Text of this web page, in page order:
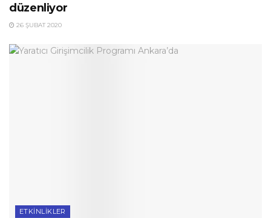
düzenliyor
26 ŞUBAT 2020
ETKINLIKLER